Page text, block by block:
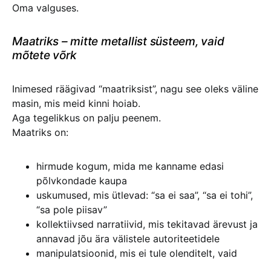
Oma valguses.
Maatriks – mitte metallist süsteem, vaid
mõtete võrk
Inimesed räägivad “maatriksist”, nagu see oleks väline
masin, mis meid kinni hoiab.
Aga tegelikkus on palju peenem.
Maatriks on:
hirmude kogum, mida me kanname edasi
põlvkondade kaupa
uskumused, mis ütlevad: “sa ei saa”, “sa ei tohi”,
“sa pole piisav”
kollektiivsed narratiivid, mis tekitavad ärevust ja
annavad jõu ära välistele autoriteetidele
manipulatsioonid, mis ei tule olenditelt, vaid